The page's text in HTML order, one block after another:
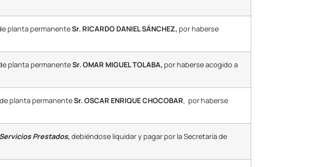
planta permanenteSr. RICARDO DANIEL SÁNCHEZ, por haberse
planta permanenteSr. OMAR MIGUEL TOLABA, por haberse acogido a
planta permanenteSr. OSCAR ENRIQUE CHOCOBAR, por haberse
Prestados, debiéndose liquidar y pagar por la Secretaría de